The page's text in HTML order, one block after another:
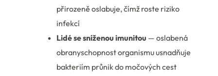
přirozeně oslabuje, čímž roste riziko
infekcí
Lidé se sníženou imunitou — oslabená
obranyschopnost organismu usnadňuje
bakteriím průnik do močových cest